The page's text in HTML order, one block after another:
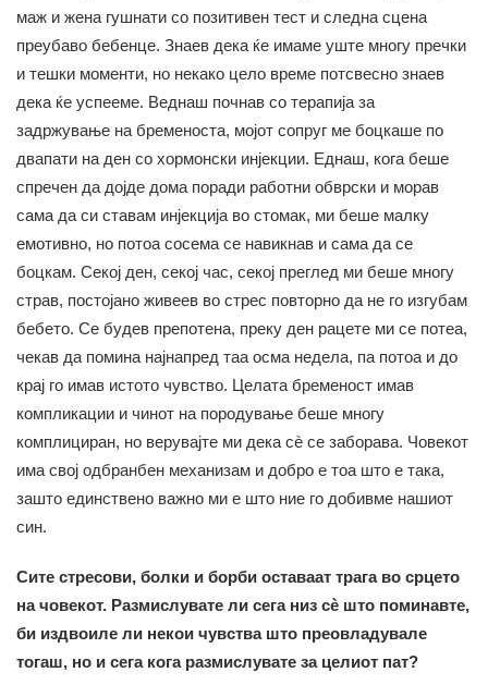
маж и жена гушнати со позитивен тест и следна сцена
преубаво бебенце. Знаев дека ќе имаме уште многу пречки
и тешки моменти, но некако цело време потсвесно знаев
дека ќе успееме. Веднаш почнав со терапија за
задржување на бременоста, мојот сопруг ме боцкаше по
двапати на ден со хормонски инјекции. Еднаш, кога беше
спречен да дојде дома поради работни обврски и морав
сама да си ставам инјекција во стомак, ми беше малку
емотивно, но потоа сосема се навикнав и сама да се
боцкам. Секој ден, секој час, секој преглед ми беше многу
страв, постојано живеев во стрес повторно да не го изгубам
бебето. Се будев препотена, преку ден рацете ми се потеа,
чекав да помина најнапред таа осма недела, па потоа и до
крај го имав истото чувство. Целата бременост имав
компликации и чинот на породување беше многу
комплициран, но верувајте ми дека сè се заборава. Човекот
има свој одбранбен механизам и добро е тоа што е така,
зашто единствено важно ми е што ние го добивме нашиот
син.
Сите стресови, болки и борби оставаат трага во срцето
на човекот. Размислувате ли сега низ сè што поминавте,
би издвоиле ли некои чувства што преовладувале
тогаш, но и сега кога размислувате за целиот пат?